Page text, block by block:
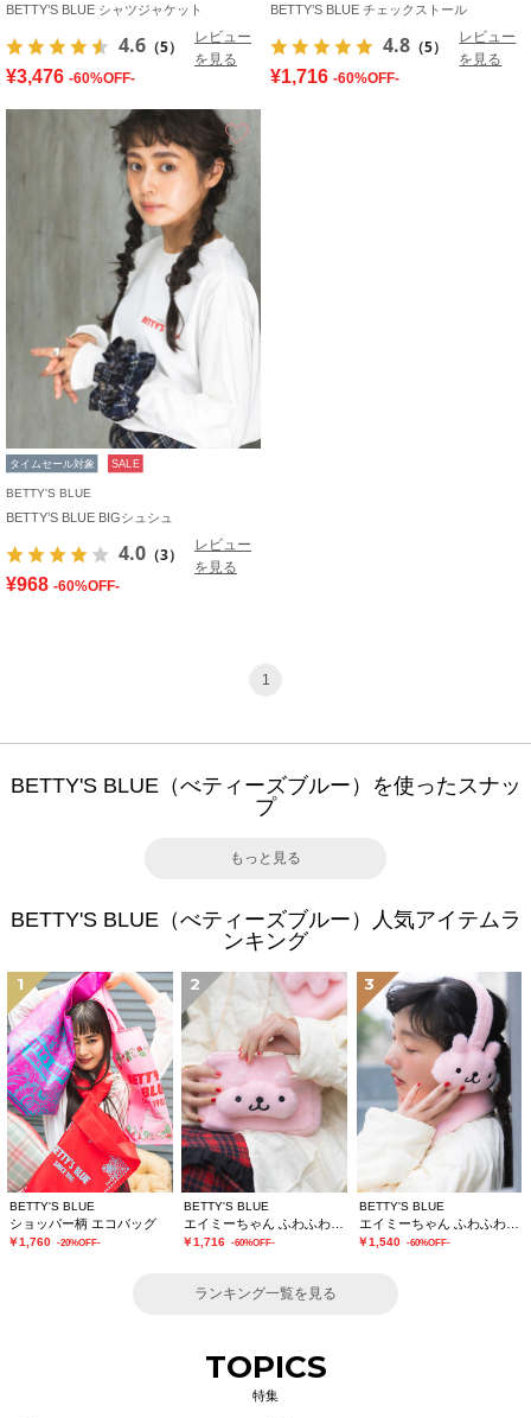
BETTY’S BLUE シャツジャケット
4.6 （5）
レビュー
を見る
¥3,476 -60%OFF-
BETTY’S BLUE チェックストール
4.8 （5）
レビュー
を見る
¥1,716 -60%OFF-
タイムセール対象 SALE
BETTY'S BLUE
BETTY’S BLUE BIGシュシュ
4.0 （3）
レビュー
を見る
¥968 -60%OFF-
1
BETTY'S BLUE（べティーズブルー）を使ったスナッ
プ
もっと見る
BETTY'S BLUE（べティーズブルー）人気アイテムラ
ンキング
1
BETTY'S BLUE
ショッパー柄 エコバッグ
￥1,760 -20%OFF-
2
BETTY'S BLUE
￥1,716 -60%OFF-
3
BETTY'S BLUE
エイミーちゃん ふわふわイヤーマフ
￥1,540 -60%OFF-
ランキング一覧を見る
TOPICS
特集